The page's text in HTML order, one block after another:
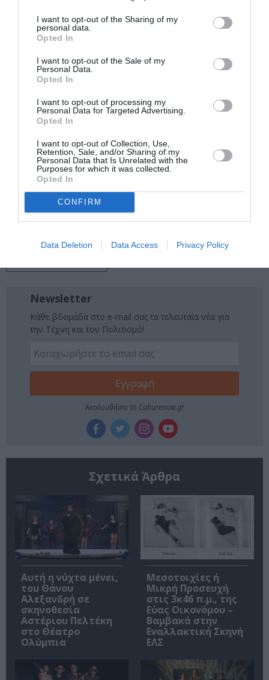
I want to opt-out of the Sharing of my
personal data.
Opted In
I want to opt-out of the Sale of my
Personal Data.
Opted In
I want to opt-out of processing my
Personal Data for Targeted Advertising.
Opted In
I want to opt-out of Collection, Use,
Retention, Sale, and/or Sharing of my
Personal Data that Is Unrelated with the
Purposes for which it was collected.
Opted In
CONFIRM
Data Deletion Data Access Privacy Policy
Τηλ.: 2310256775
Ακολουθήστε το Culturenow.gr στο Google News
μάθετε πρώτοι όλες τις ειδήσεις
Δείτε όλα τατελευταία νέαγια την Τέχνη και τον
Πολιτισμό στο
Νέοι Διαγωνισμοί❯
Tags
ΘΕΑΤΡΙΚΕΣ ΠΑΡΑΣΤΑΣΕΙΣ 2022 - 2023
ΚΑΛΟΚΑΙΡΙΝΑ ΦΕΣΤΙΒΑΛ
ΠΕΙΡΑΜΑΤΙΚΟ - MULTI SHOWS - PERFORMANCE
Newsletter
Κάθε βδομάδα στο e-mail σας τα τελευταία νέα για
την Τέχνη και τον Πολιτισμό!
Ακολουθήστε το Culturenow.gr
Σχετικά Άρθρα
Αυτή η νύχτα μένει,
του Θάνου
Αλεξανδρή σε
σκηνοθεσία
Αστέριου Πελτέκη
στο Θέατρο
Ολύμπια
Μεσοτοιχίες ή
Μικρή Προσευχή
στις 3κ46 π.μ., της
Εύας Οικονόμου –
Βαμβακά στην
Εναλλακτική Σκηνή
ΕΛΣ